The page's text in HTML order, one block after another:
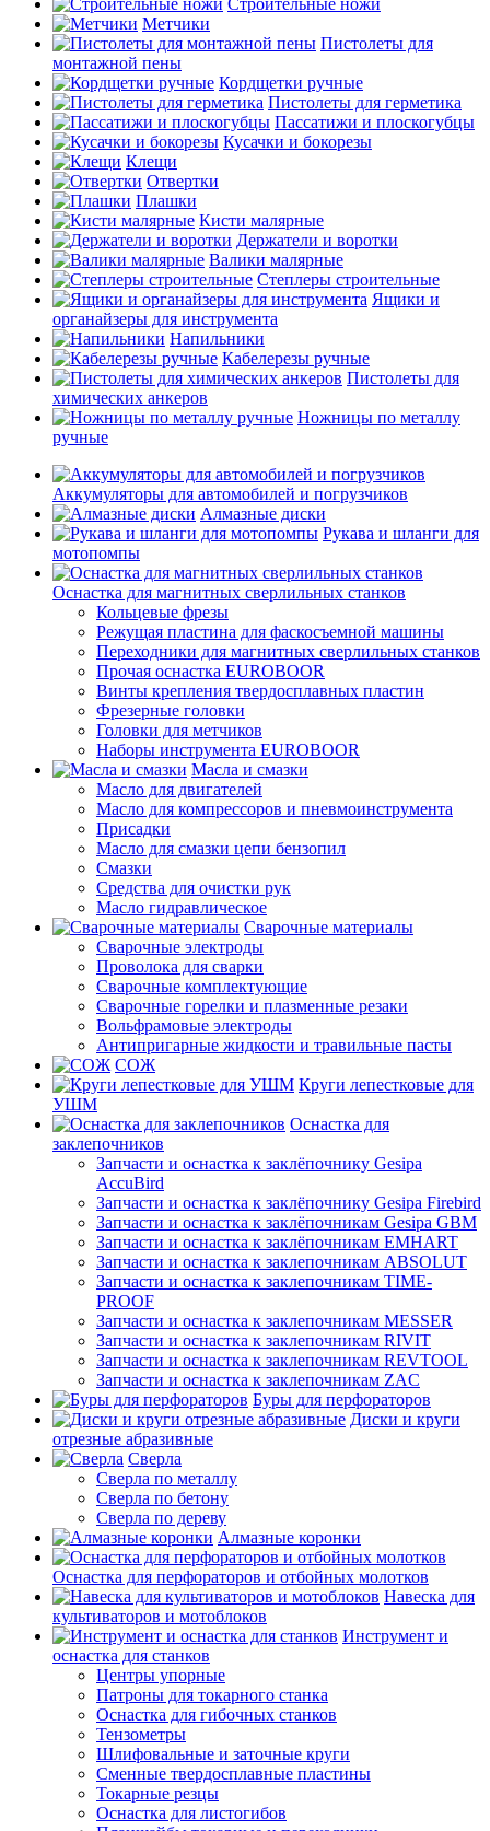
Строительные ножи
Метчики
Пистолеты для
монтажной пены
Кордщетки ручные
Пистолеты для герметика
Пассатижи и плоскогубцы
Кусачки и бокорезы
Клещи
Отвертки
Плашки
Кисти малярные
Держатели и воротки
Валики малярные
Степлеры строительные
Ящики и
органайзеры для инструмента
Напильники
Кабелерезы ручные
Пистолеты для
химических анкеров
Ножницы по металлу
ручные
Аккумуляторы для автомобилей и погрузчиков
Алмазные диски
Рукава и шланги для
мотопомпы
Оснастка для магнитных сверлильных станков
Кольцевые фрезы
Режущая пластина для фаскосъемной машины
Переходники для магнитных сверлильных станков
Прочая оснастка EUROBOOR
Винты крепления твердосплавных пластин
Фрезерные головки
Головки для метчиков
Наборы инструмента EUROBOOR
Масла и смазки
Масло для двигателей
Масло для компрессоров и пневмоинструмента
Присадки
Масло для смазки цепи бензопил
Смазки
Средства для очистки рук
Масло гидравлическое
Сварочные материалы
Сварочные электроды
Проволока для сварки
Сварочные комплектующие
Сварочные горелки и плазменные резаки
Вольфрамовые электроды
Антипригарные жидкости и травильные пасты
СОЖ
Круги лепестковые для
УШМ
Оснастка для
заклепочников
Запчасти и оснастка к заклёпочнику Gesipa
AccuBird
Запчасти и оснастка к заклёпочнику Gesipa Firebird
Запчасти и оснастка к заклёпочникам Gesipa GBM
Запчасти и оснастка к заклёпочникам EMHART
Запчасти и оснастка к заклепочникам ABSOLUT
Запчасти и оснастка к заклепочникам TIME-
PROOF
Запчасти и оснастка к заклепочникам MESSER
Запчасти и оснастка к заклепочникам RIVIT
Запчасти и оснастка к заклепочникам REVTOOL
Запчасти и оснастка к заклепочникам ZAC
Буры для перфораторов
Диски и круги
отрезные абразивные
Сверла
Сверла по металлу
Сверла по бетону
Сверла по дереву
Алмазные коронки
Оснастка для перфораторов и отбойных молотков
Навеска для
культиваторов и мотоблоков
Инструмент и
оснастка для станков
Центры упорные
Патроны для токарного станка
Оснастка для гибочных станков
Тензометры
Шлифовальные и заточные круги
Сменные твердосплавные пластины
Токарные резцы
Оснастка для листогибов